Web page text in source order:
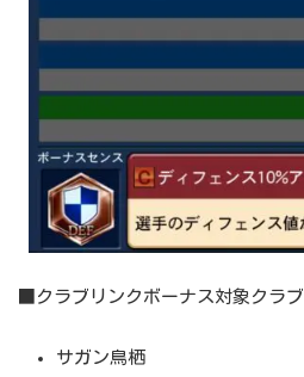
■クラブリンクボーナス対象クラブ
サガン鳥栖